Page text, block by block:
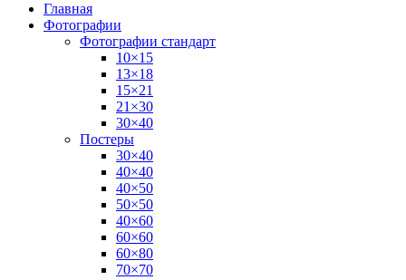
Главная
Фотографии
Фотографии стандарт
10×15
13×18
15×21
21×30
30×40
Постеры
30×40
40×40
40×50
50×50
40×60
60×60
60×80
70×70